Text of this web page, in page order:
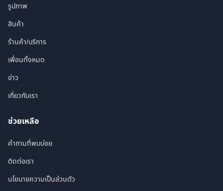
รูปภาพ
สินค้า
ร้านค้า/บริการ
เพื่อนทั้งหมด
ข่าว
เกี่ยวกับเรา
ช่วยเหลือ
คำถามที่พบบ่อย
ติดต่อเรา
นโยบายความเป็นส่วนตัว